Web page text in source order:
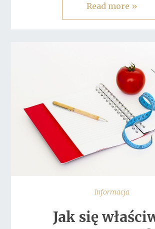
Read more »
Informacja
Jak się